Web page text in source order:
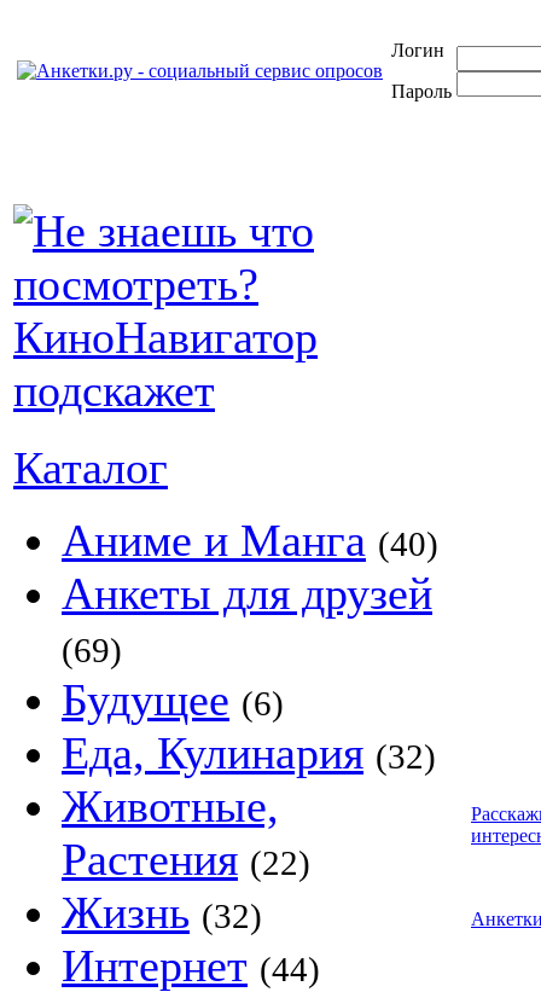
Логин
Пароль
Каталог
Аниме и Манга (40)
Анкеты для друзей
(69)
Будущее (6)
Еда, Кулинария (32)
Животные,
Растения (22)
Жизнь (32)
Интернет (44)